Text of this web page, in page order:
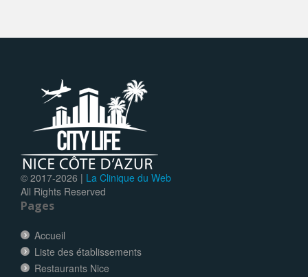
© 2017-2026 | La Clinique du Web
All Rights Reserved
Pages
Accueil
Liste des établissements
Restaurants Nice